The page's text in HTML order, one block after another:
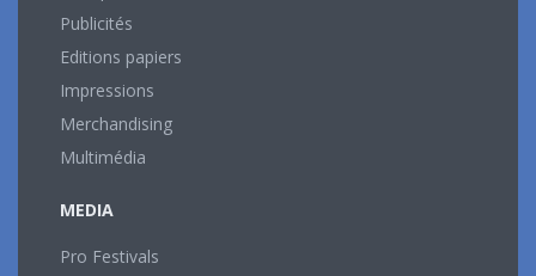
Publicités
Editions papiers
Impressions
Merchandising
Multimédia
MEDIA
Pro Festivals